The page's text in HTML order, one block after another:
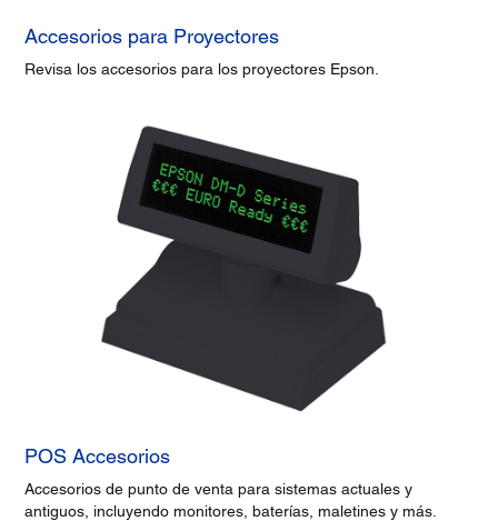
Accesorios para Proyectores
Revisa los accesorios para los proyectores Epson.
POS Accesorios
Accesorios de punto de venta para sistemas actuales y
antiguos, incluyendo monitores, baterías, maletines y más.